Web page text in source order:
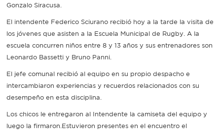
Gonzalo Siracusa.
El intendente Federico Sciurano recibió hoy a la tarde la visita de
los jóvenes que asisten a la Escuela Municipal de Rugby. A la
escuela concurren niños entre 8 y 13 años y sus entrenadores son
Leonardo Bassetti y Bruno Panni.
El jefe comunal recibió al equipo en su propio despacho e
intercambiaron experiencias y recuerdos relacionados con su
desempeño en esta disciplina.
Los chicos le entregaron al Intendente la camiseta del equipo y
luego la firmaron.Estuvieron presentes en el encuentro el